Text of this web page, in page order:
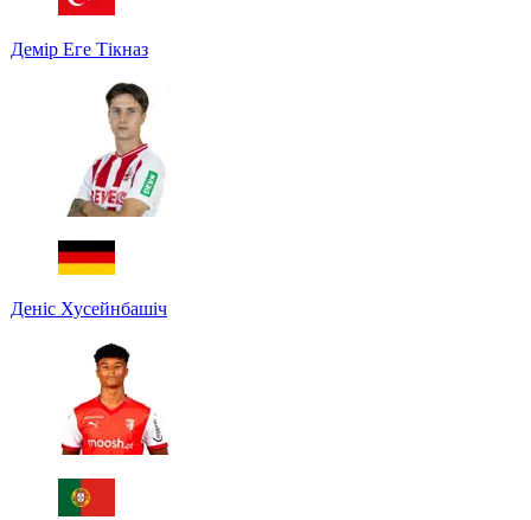
Демір Еге Тікназ
Деніс Хусейнбашіч